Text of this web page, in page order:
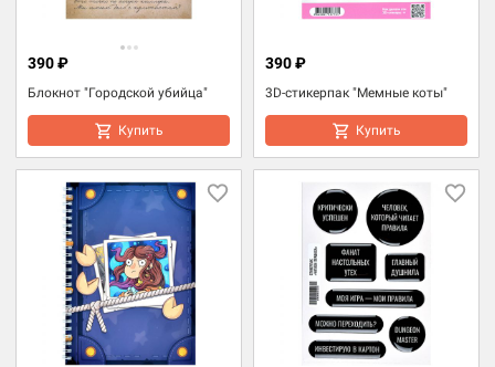
Блокнот "Городской убийца"
390 ₽
Купить
3D-стикерпак "Мемные коты"
390 ₽
Купить